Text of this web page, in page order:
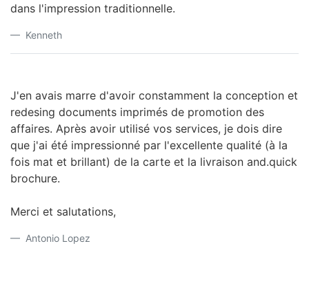
dans l'impression traditionnelle.
Kenneth
J'en avais marre d'avoir constamment la conception et
redesing documents imprimés de promotion des
affaires. Après avoir utilisé vos services, je dois dire
que j'ai été impressionné par l'excellente qualité (à la
fois mat et brillant) de la carte et la livraison and.quick
brochure.
Merci et salutations,
Antonio Lopez